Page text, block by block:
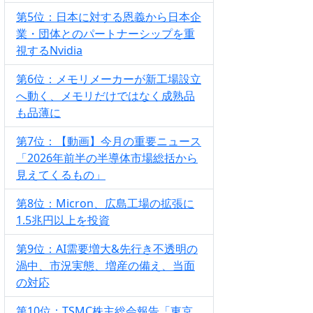
第5位：日本に対する恩義から日本企
業・団体とのパートナーシップを重
視するNvidia
第6位：メモリメーカーが新工場設立
へ動く、メモリだけではなく成熟品
も品薄に
第7位：【動画】今月の重要ニュース
「2026年前半の半導体市場総括から
見えてくるもの」
第8位：Micron、広島工場の拡張に
1.5兆円以上を投資
第9位：AI需要増大&先行き不透明の
渦中、市況実態、増産の備え、当面
の対応